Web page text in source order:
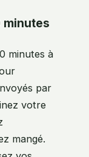
minutes
minutes à
par
votre
mangé.